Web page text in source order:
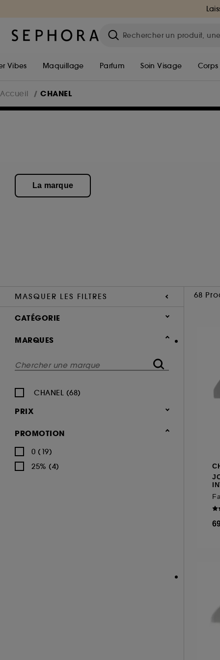
Vibes Maquillage Parfum Soin Visage Corps
Accueil CHANEL
La marque
MASQUER LES FILTRES 68
CATÉGORIE
MARQUES
CHANEL
TEINT (23)
MARQUES
CHANEL (68)
PRIX
PROMOTION
0 (19)
25% (4)